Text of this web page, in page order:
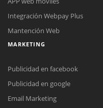
Integración Webpay Plus
Mantención Web
MARKETING
Publicidad en facebook
Publicidad en google
Email Marketing